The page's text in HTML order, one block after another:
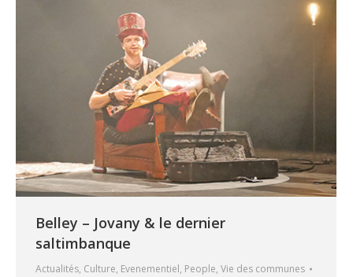
Belley – Jovany & le dernier
saltimbanque
Actualités, Culture, Evenementiel, People, Vie des communes